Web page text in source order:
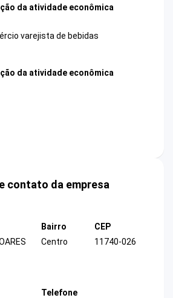
da atividade econômica
varejista de bebidas
da atividade econômica
contato da empresa
Bairro
Centro
CEP
11740-026
Telefone